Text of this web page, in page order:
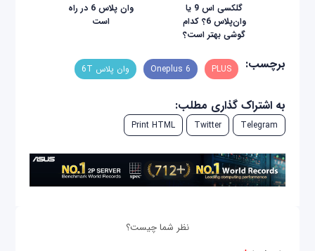
گلکسی اس 9 یا
وان‌پلاس 6؟ کدام
گوشی بهتر است؟
وان پلاس 6 در راه
است
برچسب: PLUS
Oneplus 6 وان پلاس 6T
به اشتراک گذاری مطلب:
Telegram
Twitter
Print HTML
نظر شما چیست؟